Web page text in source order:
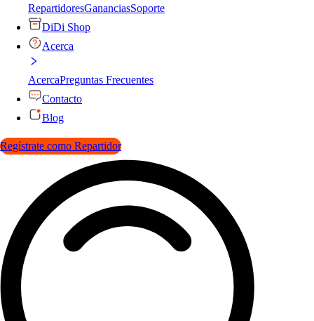
RepartidoresGananciasSoporte
DiDi Shop
Acerca
AcercaPreguntas Frecuentes
Contacto
Blog
Regístrate como Repartidor